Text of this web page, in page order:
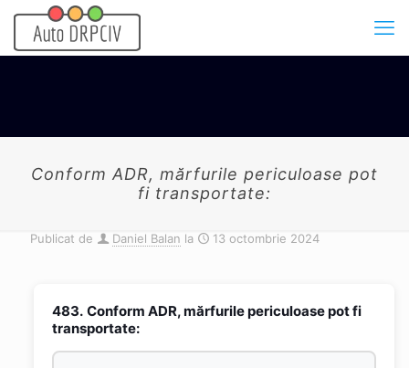
Conform ADR, mărfurile periculoase pot
fi transportate:
Publicat de Daniel Balan la 13 octombrie 2024
483. Conform ADR, mărfurile periculoase pot fi
transportate: